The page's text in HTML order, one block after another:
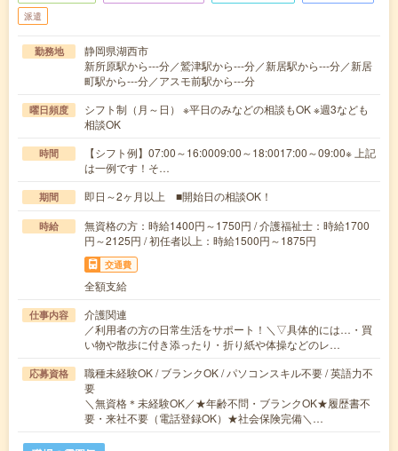
派遣
勤務地
静岡県湖西市
新所原駅から---分／鷲津駅から---分／新居駅から---分／新居
町駅から---分／アスモ前駅から---分
曜日頻度
シフト制（月～日） ※平日のみなどの相談もOK ※週3なども
相談OK
時間
【シフト例】07:00～16:0009:00～18:0017:00～09:00※ 上記
は一例です！そ…
期間 即日～2ヶ月以上 ■開始日の相談OK！
時給
無資格の方：時給1400円～1750円 / 介護福祉士：時給1700
円～2125円 / 初任者以上：時給1500円～1875円
交通費
全額支給
仕事内容
介護関連
／利用者の方の日常生活をサポート！＼▽具体的には…・買
い物や散歩に付き添ったり・折り紙や体操などのレ…
応募資格
職種未経験OK / ブランクOK / パソコンスキル不要 / 英語力不
要
＼無資格＊未経験OK／★年齢不問・ブランクOK★履歴書不
要・来社不要（電話登録OK）★社会保険完備＼…